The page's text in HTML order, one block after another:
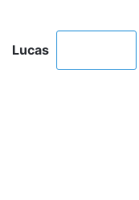
Lucas